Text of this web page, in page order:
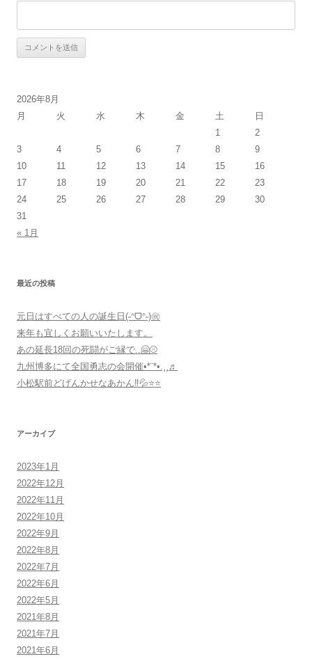
2026年8月
月
火 水 木 金 土 日
« 1月
1
2
3
4 5 6 7 8
9
10
11 12 13 14 15
16
17
18 19 20 21 22
23
24
25 26 27 28 29
30
31
最近の投稿
元日はすべての人の誕生日(˶ᐢᗜᐢ˶)㊗️
来年も宜しくお願いいたします。
あの延長18回の死闘がご縁で..🤗⚾️
九州博多にて全国勇志の会開催•*¨*•.¸¸♬
小松駅前どげんかせなあかん‼︎💦⭐️⭐️
アーカイブ
2023年1月
2022年12月
2022年11月
2022年10月
2022年9月
2022年8月
2022年7月
2022年6月
2022年5月
2021年8月
2021年7月
2021年6月